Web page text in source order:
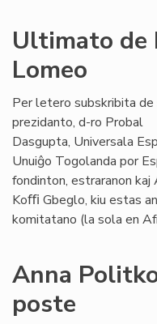
Ultimato de
Lomeo
Per letero subskribita de
prezidanto, d-ro Probal
Dasgupta, Universala
Unuiĝo Togolanda por
fondinton, estraranon
Koﬃ Gbeglo, kiu estas
komitatano (la sola en
Anna
poste